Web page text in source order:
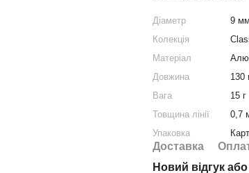
Діаметр
9 мм
Колекція
Матеріал
Довжина
130
Вага
15 г
Товщина лінії
0,7
Упаковка
Доставка
Новий відгук